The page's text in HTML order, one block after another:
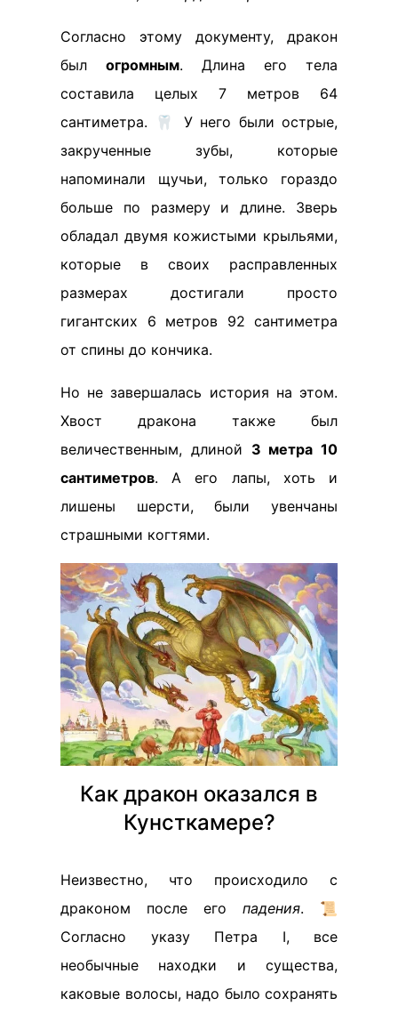
Согласно этому документу, дракон
был огромным. Длина его тела
составила целых 7 метров 64
сантиметра. 🦷 У него были острые,
закрученные зубы, которые
напоминали щучьи, только гораздо
больше по размеру и длине. Зверь
обладал двумя кожистыми крыльями,
которые в своих расправленных
размерах достигали просто
гигантских 6 метров 92 сантиметра
от спины до кончика.
Но не завершалась история на этом.
Хвост дракона также был
величественным, длиной 3 метра 10
сантиметров. А его лапы, хоть и
лишены шерсти, были увенчаны
страшными когтями.
Как дракон оказался в
Кунсткамере?
Неизвестно, что происходило с
драконом после его падения. 📜
Согласно указу Петра I, все
необычные находки и существа,
каковые волосы, надо было сохранять